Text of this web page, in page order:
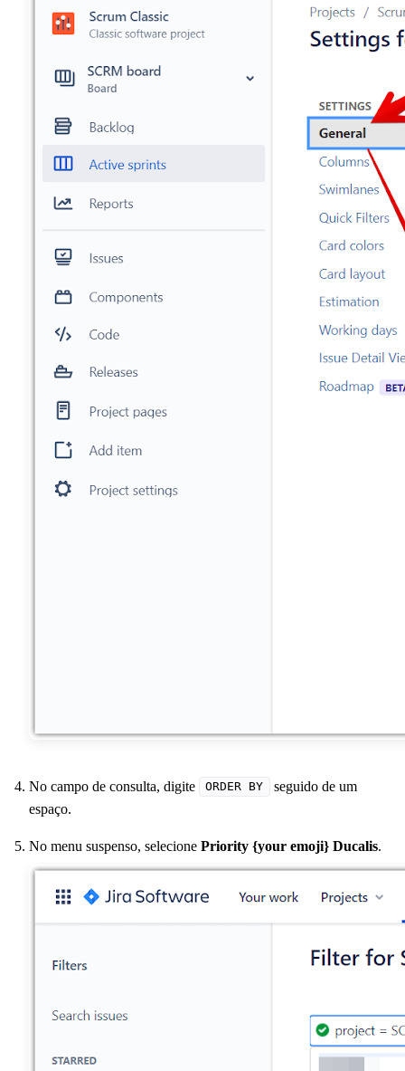
No campo de consulta, digite ORDER BY
seguido de um
espaço.
No menu suspenso, selecione Priority {your emoji} Ducalis.